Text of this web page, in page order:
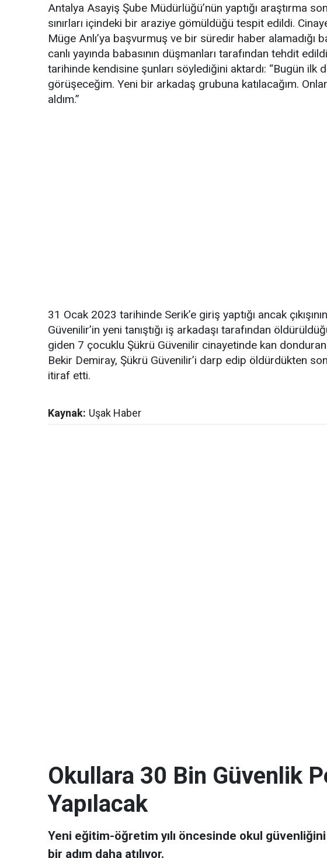
Antalya Asayiş Şube Müdürlüğü’nün yaptığı araştırma
sınırları içindeki bir araziye gömüldüğü tespit edildi.
Müge Anlı’ya başvurmuş ve bir süredir haber alamadığı
canlı yayında babasının düşmanları tarafından tehdit
tarihinde kendisine şunları söylediğini aktardı: “Bugün
görüşeceğim. Yeni bir arkadaş grubuna katılacağım.
aldım.”
31 Ocak 2023 tarihinde Serik’e giriş yaptığı ancak
Güvenilir’in yeni tanıştığı iş arkadaşı tarafından
giden 7 çocuklu Şükrü Güvenilir cinayetinde kan
Bekir Demiray, Şükrü Güvenilir’i darp edip öldürdükten
itiraf etti.
Kaynak: Uşak Haber
Okullara 30 Bin Güvenlik
Yapılacak
Yeni eğitim-öğretim yılı öncesinde okul
bir adım daha atılıyor.